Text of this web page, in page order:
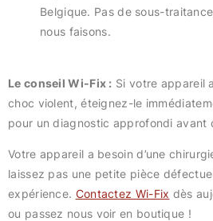
Belgique. Pas de sous-
nous faisons.
Le conseil Wi-Fix : Si votre appareil
choc violent, éteignez-le
pour un diagnostic approfondi avant
Votre appareil a besoin d’une
laissez pas une petite pièce
expérience. Contactez Wi-Fix dès
ou passez nous voir en boutique !